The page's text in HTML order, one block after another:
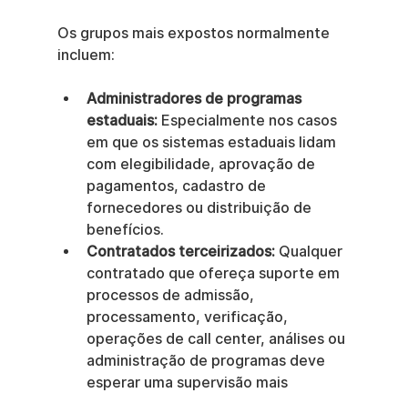
Os grupos mais expostos normalmente
incluem:
Administradores de programas
estaduais: Especialmente nos casos
em que os sistemas estaduais lidam
com elegibilidade, aprovação de
pagamentos, cadastro de
fornecedores ou distribuição de
benefícios.
Contratados terceirizados: Qualquer
contratado que ofereça suporte em
processos de admissão,
processamento, verificação,
operações de call center, análises ou
administração de programas deve
esperar uma supervisão mais